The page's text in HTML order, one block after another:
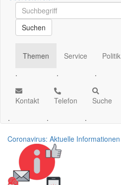
Schnellsuche
Schnellsuche
Suchen
Themen
.
Service
.
Politik
.
Kontakt
.
Telefon
.
Suche
.
Coronavirus: Aktuelle Informationen